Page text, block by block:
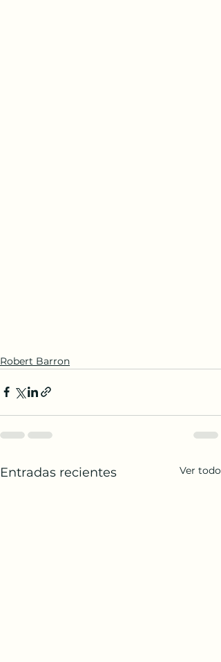
Robert Barron
Entradas recientes Ver todo